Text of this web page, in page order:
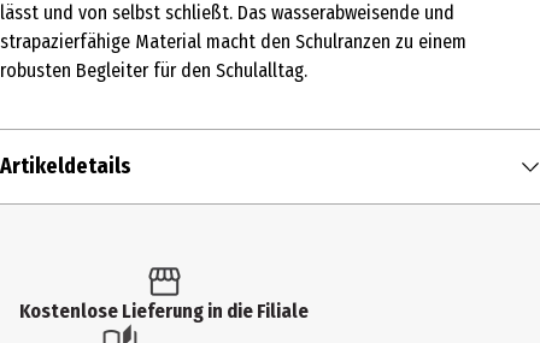
lässt und von selbst schließt. Das wasserabweisende und
strapazierfähige Material macht den Schulranzen zu einem
robusten Begleiter für den Schulalltag.
Artikeldetails
Produkttyp
Kostenlose Lieferung in die Filiale